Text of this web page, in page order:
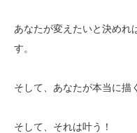
あなたが変えたいと決めれ
す。
そして、あなたが本当に描
そして、それは叶う！